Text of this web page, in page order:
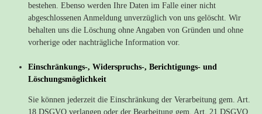
bestehen. Ebenso werden Ihre Daten im Falle einer nicht
abgeschlossenen Anmeldung unverzüglich von uns gelöscht. Wir
behalten uns die Löschung ohne Angaben von Gründen und ohne
vorherige oder nachträgliche Information vor.
Einschränkungs-, Widerspruchs-, Berichtigungs- und
Löschungsmöglichkeit
Sie können jederzeit die Einschränkung der Verarbeitung gem. Art.
18 DSGVO verlangen oder der Bearbeitung gem. Art. 21 DSGVO